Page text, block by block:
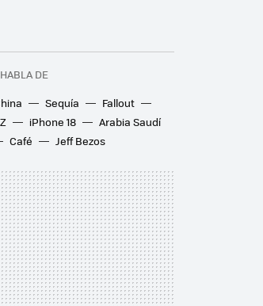
DE
Sequía
Fallout
iPhone 18
Arabia Saudí
Café Jeff Bezos